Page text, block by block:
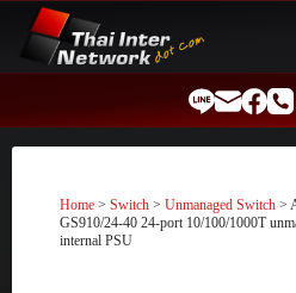
content
Home > Switch > Unmanaged Switch >
GS910/24-40 24-port 10/100/1000T
internal PSU